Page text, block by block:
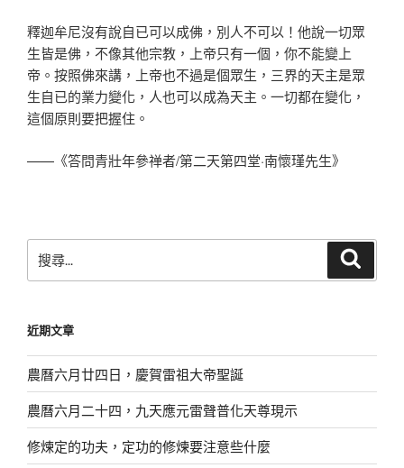
釋迦牟尼沒有說自已可以成佛，別人不可以！他說一切眾
生皆是佛，不像其他宗教，上帝只有一個，你不能變上
帝。按照佛來講，上帝也不過是個眾生，三界的天主是眾
生自已的業力變化，人也可以成為天主。一切都在變化，
這個原則要把握住。
——《答問青壯年參禅者/第二天第四堂·南懷瑾先生》
尋
字:
近期文章
農曆六月廿四日，慶賀雷祖大帝聖誕
農曆六月二十四，九天應元雷聲普化天尊現示
修煉定的功夫，定功的修煉要注意些什麼